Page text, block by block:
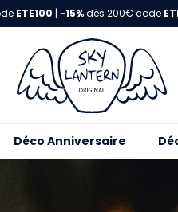
ETE100 | -15%dès 200€ code
Déco Anniversaire